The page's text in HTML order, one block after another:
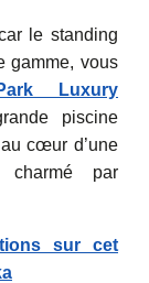
le standing
gamme, vous
Luxury
piscine
cœur d’une
charmé par
sur cet